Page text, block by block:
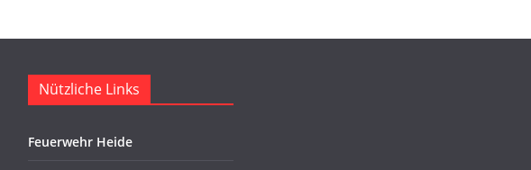
Nützliche Links
Feuerwehr Heide